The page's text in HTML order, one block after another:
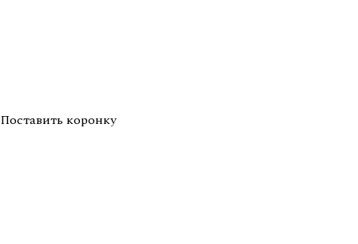
Поставить коронку